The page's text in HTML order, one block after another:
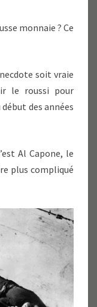
monnaie ? Ce
soit vraie
le roussi pour
des années
Al Capone, le
plus compliqué